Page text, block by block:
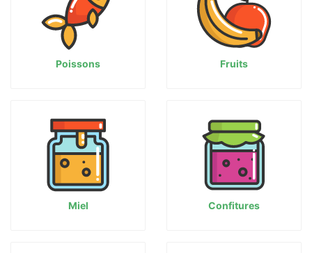
Poissons Fruits
Miel Confitures